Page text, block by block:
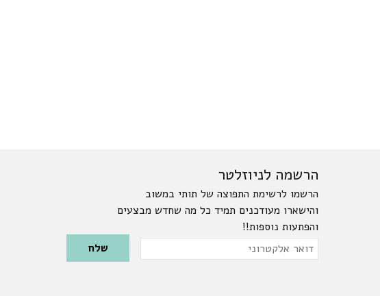
הרשמה לניוזלטר
הרשמו לרשימת התפוצה של תותי במשוב
והישארו מעודכנים תמיד כל מה שחדש מבצעים
והפתעות נוספות!!
Please leave this field empty.
דואר